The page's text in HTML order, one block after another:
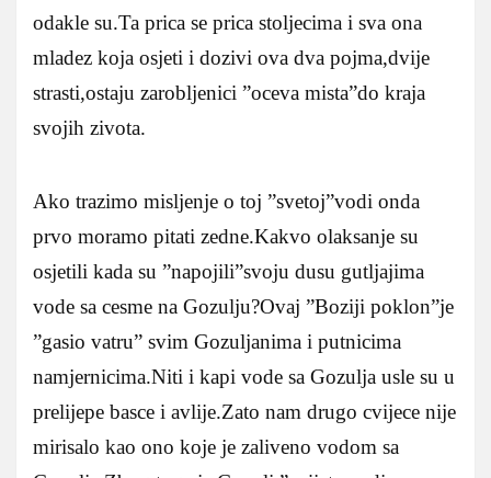
odakle su.Ta prica se prica stoljecima i sva ona
mladez koja osjeti i dozivi ova dva pojma,dvije
strasti,ostaju zarobljenici ”oceva mista”do kraja
svojih zivota.
Ako trazimo misljenje o toj ”svetoj”vodi onda
prvo moramo pitati zedne.Kakvo olaksanje su
osjetili kada su ”napojili”svoju dusu gutljajima
vode sa cesme na Gozulju?Ovaj ”Boziji poklon”je
”gasio vatru” svim Gozuljanima i putnicima
namjernicima.Niti i kapi vode sa Gozulja usle su u
prelijepe basce i avlije.Zato nam drugo cvijece nije
mirisalo kao ono koje je zaliveno vodom sa